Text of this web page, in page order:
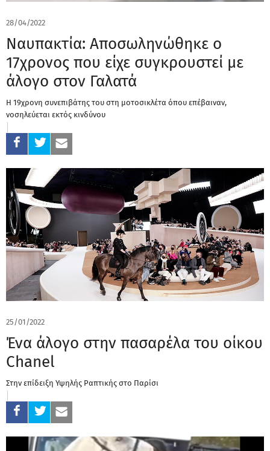
28/04/2022
Ναυπακτία: Αποσωληνώθηκε ο
17χρονος που είχε συγκρουστεί με
άλογο στον Γαλατά
Η 19χρονη συνεπιβάτης του στη μοτοσικλέτα όπου επέβαιναν,
νοσηλεύεται εκτός κινδύνου
25/01/2022
Ένα άλογο στην πασαρέλα του οίκου
Chanel
Στην επίδειξη Υψηλής Ραπτικής στο Παρίσι